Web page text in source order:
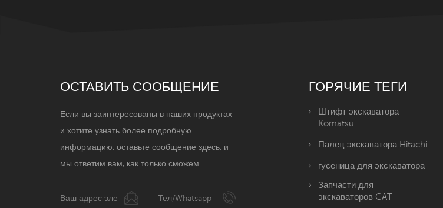
ОСТАВИТЬ СООБЩЕНИЕ
Если вы заинтересованы в наших продуктах
и ​​хотите узнать более подробную
информацию, оставьте сообщение здесь, и
мы ответим вам, как только сможем.
ГОРЯЧИЕ ТЕГИ
Штифт экскаватора
Komatsu
Палец экскаватора Hitachi
гусеница для экскаватора
Запчасти для
экскаваторов CAT